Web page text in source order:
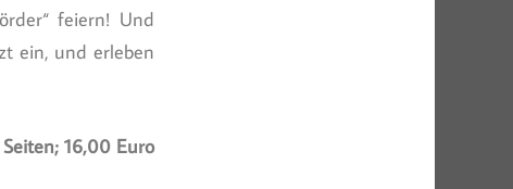
feiern! Und
ein, und erleben
16,00 Euro